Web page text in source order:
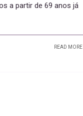
a partir de 69 anos já
READ MORE